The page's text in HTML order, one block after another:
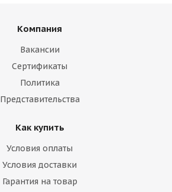
Компания
Вакансии
Сертификаты
Политика
Представительства
Как купить
Условия оплаты
Условия доставки
Гарантия на товар